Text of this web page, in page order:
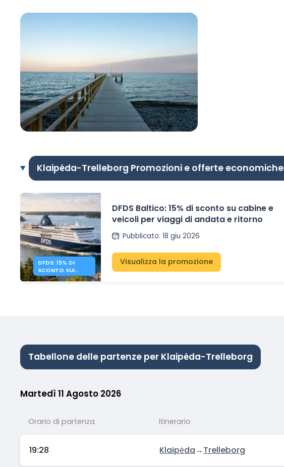
Klaipėda-Trelleborg Promozioni e offerte economiche
DFDS: 15% DI
SCONTO SUI
TRAGHETTI NEL
DFDS Baltico: 15% di sconto su cabine e
veicoli per viaggi di andata e ritorno
Pubblicato: 18 giu 2026
Visualizza la promozione
Tabellone delle partenze per Klaipėda-Trelleborg
Martedì 11 Agosto 2026
Orario di partenza Itinerario
19:28 Klaipėda→Trelleborg